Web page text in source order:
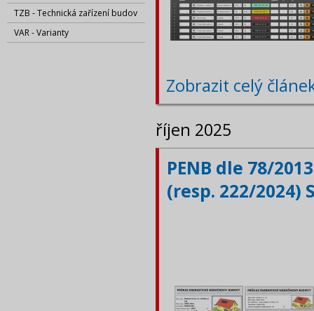
TZB - Technická zařízení budov
VAR - Varianty
Zobrazit celý
říjen 2025
PENB dle 78/
(resp. 222/2024)